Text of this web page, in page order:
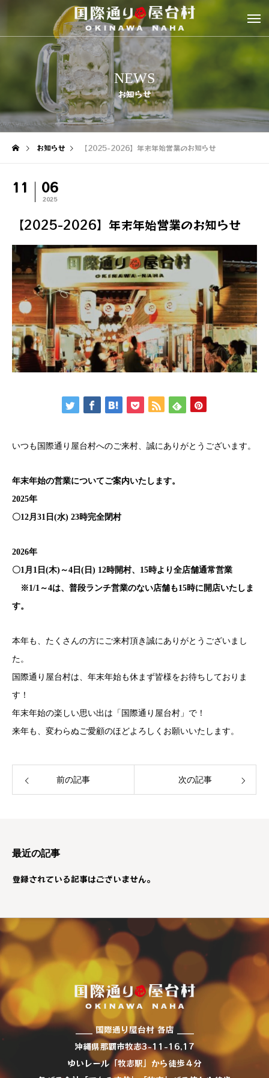
NEWS
お知らせ
お知らせ 【2025-2026】年末年始営業のお知らせ
11 06
2025
【2025-2026】年末年始営業のお知らせ
いつも国際通り屋台村へのご来村、誠にありがとうございます。
年末年始の営業についてご案内いたします。
2025年
〇12月31日(水) 23時完全閉村
2026年
〇1月1日(木)～4日(日) 12時開村、15時より全店舗通常営業
※1/1～4は、普段ランチ営業のない店舗も15時に開店いたしま
す。
本年も、たくさんの方にご来村頂き誠にありがとうございまし
た。
国際通り屋台村は、年末年始も休まず皆様をお待ちしておりま
す！
年末年始の楽しい思い出は「国際通り屋台村」で！
来年も、変わらぬご愛顧のほどよろしくお願いいたします。
前の記事 次の記事
最近の記事
登録されている記事はございません。
____ 国際通り屋台村 各店 ____
沖縄県那覇市牧志3-11-16,17
ゆいレール「牧志駅」から徒歩４分